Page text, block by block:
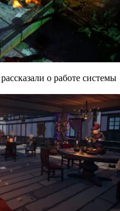
о работе системы